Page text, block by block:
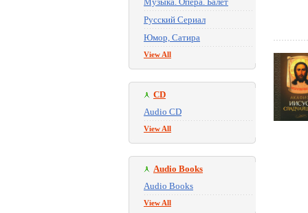
Русский Сериал
Юмор, Сатира
View All
CD
Audio CD
View All
Audio Books
Audio Books
View All